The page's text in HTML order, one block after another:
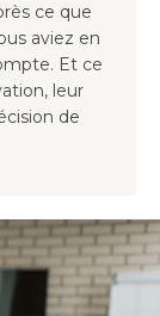
ce que
aviez en
Et ce
leur
de